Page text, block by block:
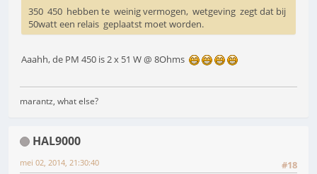
350 450 hebben te weinig vermogen, wetgeving zegt dat bij
50watt een relais geplaatst moet worden.
Aaahh, de PM 450 is 2 x 51 W @ 8Ohms
marantz, what else?
HAL9000
#18
mei 02, 2014, 21:30:40